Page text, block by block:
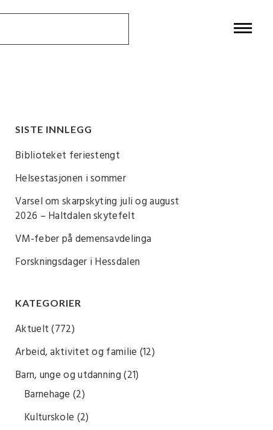
SISTE INNLEGG
Biblioteket feriestengt
Helsestasjonen i sommer
Varsel om skarpskyting juli og august
2026 – Haltdalen skytefelt
VM-feber på demensavdelinga
Forskningsdager i Hessdalen
KATEGORIER
Aktuelt(772)
Arbeid, aktivitet og familie (12)
Barn, unge og utdanning(21)
Barnehage (2)
Kulturskole (2)